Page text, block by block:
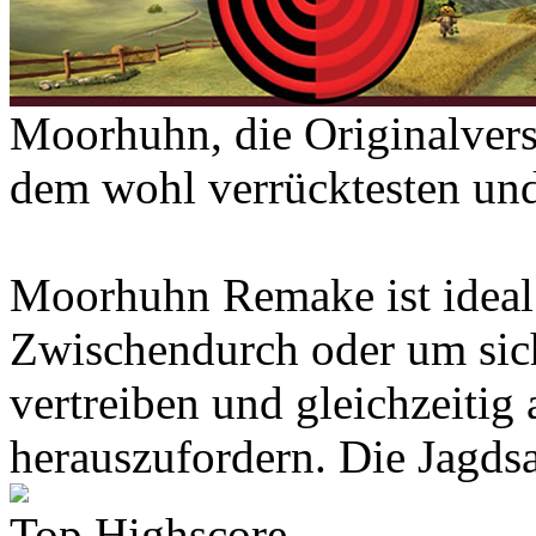
Moorhuhn, die
dem wohl verrücktesten
Moorhuhn Remake ist
Zwischendurch oder um
vertreiben und gleichzeitig
herauszufordern. Die